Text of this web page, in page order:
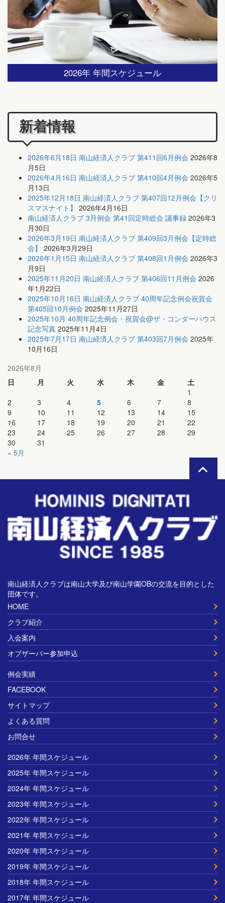
2026年 年間スケジュール
新着情報
2026年6月18日 南山経済人クラブ 第411回6月例会 2026年8
月5日
2026年4月16日 南山経済人クラブ 第410回4月例会 2026年5
月13日
2025年12月18日 南山経済人クラブ 第407回12月例会【クリ
スマスナイト】 2026年4月16日
南山経済人クラブ 3月例会 第41回定時総会 議事録 2026年3
月30日
2026年3月19日 南山経済人クラブ 第409回3月例会【定時総
会】 2026年3月29日
2026年1月15日 南山経済人クラブ 第408回1月例会 2026年3
月9日
2025年11月20日 南山経済人クラブ 第406回11月例会 2026
年1月22日
2025年10月16日 南山経済人クラブ 40周年記念例会祝賀会
第405回10月例会 2025年11月27日
2025年10月 40周年記念例会・祝賀会@ザ・コンダーハウス
記念写真 2025年11月4日
2025年7月17日 南山経済人クラブ 第403回7月例会 2025年
10月16日
2026年8月
日
月 火 水 木 金
土
1
2
3 4 5 6 7
8
9
10 11 12 13 14
15
16
17 18 19 20 21
22
23
24 25 26 27 28
29
30
31
« 5月
南山経済人クラブは南山大学及び南山学園OBの交流を目的とした
団体です。
HOME
クラブ紹介
入会案内
オブザーバー参加申込
例会実績
FACEBOOK
サイトマップ
よくある質問
お問合せ
2026年 年間スケジュール
2025年 年間スケジュール
2024年 年間スケジュール
2023年 年間スケジュール
2022年 年間スケジュール
2021年 年間スケジュール
2020年 年間スケジュール
2019年 年間スケジュール
2018年 年間スケジュール
2017年 年間スケジュール